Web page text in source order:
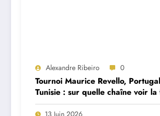
Alexandre Ribeiro 0
Tournoi Maurice Revello,
Tunisie : sur quelle chaîne voir